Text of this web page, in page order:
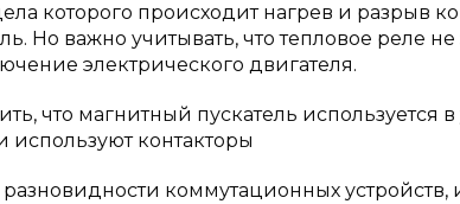
которого происходит нагрев и разрыв
Но важно учитывать, что тепловое реле
электрического двигателя.
что магнитный пускатель используется
контакторы
коммутационных